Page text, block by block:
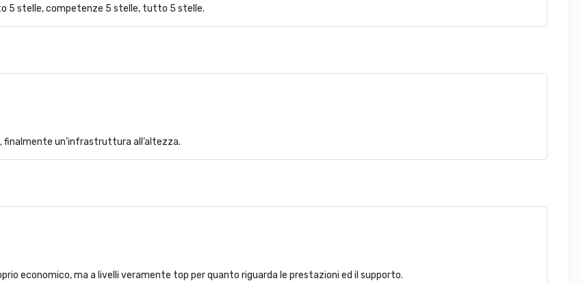
5 stelle, competenze 5 stelle, tutto 5 stelle.
finalmente un’infrastruttura all’altezza.
economico, ma a livelli veramente top per quanto riguarda le prestazioni ed il supporto.